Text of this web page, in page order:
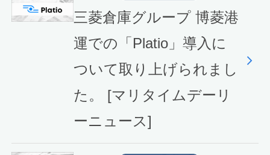
三菱倉庫グループ 博菱港
運での「Platio」導入に
ついて取り上げられまし
た。 [マリタイムデーリ
ーニュース]